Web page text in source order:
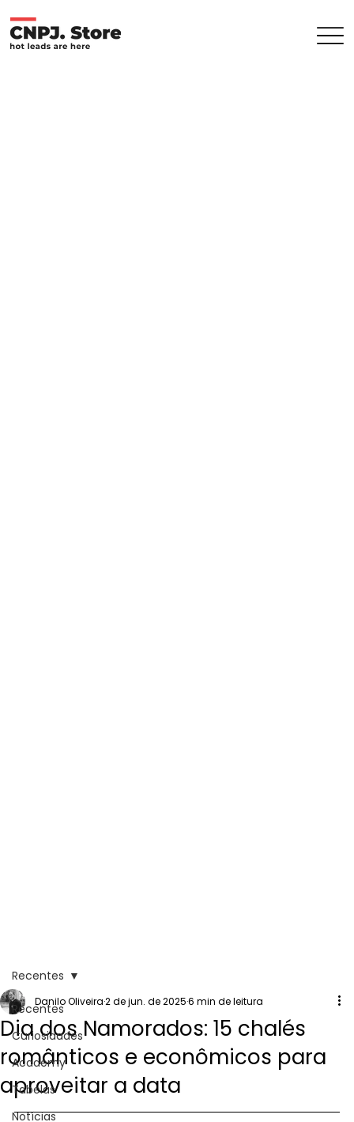
Recentes
Curiosidades
Academy
Tabelas
Notícias
Recentes
Dia dos Namorados: 15 chalés
românticos e econômicos para
aproveitar a data
Danilo Oliveira2 de jun. de 20256 min de leitura